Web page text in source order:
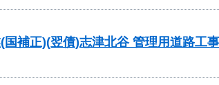
補正)(翌債)志津北谷 管理用道路工